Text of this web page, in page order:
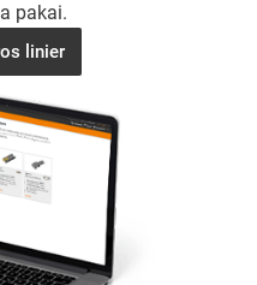
pakai.
linier